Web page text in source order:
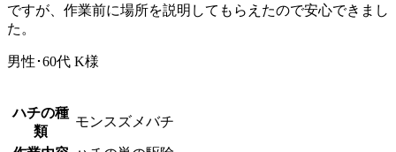
ですが、作業前に場所を説明してもらえたので安心できまし
た。
男性･60代 K様
ハチの種
類
モンスズメバチ